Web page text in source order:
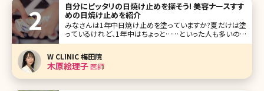
自分にピッタリの日焼け止めを探そう! 美容ナースすす
めの日焼け止めを紹介
みなさんは1年中日焼け止めを塗っていますか?夏だけは塗
っているけれど、1年中はちょっと……といった人も多いので
はないでしょうか?日焼け止めはなんとなく必要だと思って
いても、塗るのが面倒くさいし、日焼け止めの種類も多いた
め自分には何が合っているのかもわからない。 お店に足を
運んでも選びにくい
W CLINIC 梅田院
木原絵理子医師